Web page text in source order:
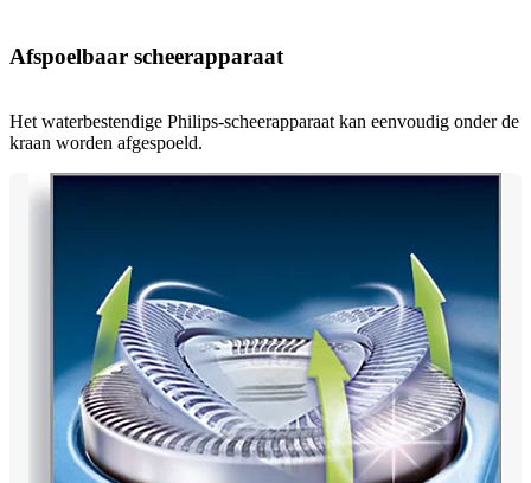
Afspoelbaar scheerapparaat
Het waterbestendige Philips-scheerapparaat kan eenvoudig onder de
kraan worden afgespoeld.